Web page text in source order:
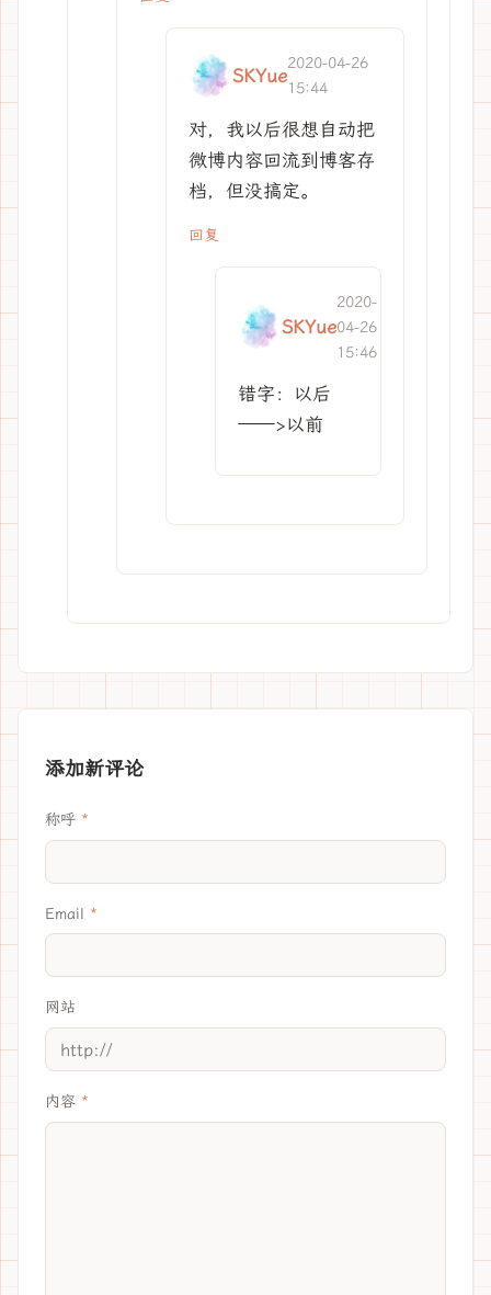
SKYue
2020-04-26
15:44
对，我以后很想自动把
微博内容回流到博客存
档，但没搞定。
回复
SKYue
2020-
04-26
15:46
错字：以后
——>以前
添加新评论
称呼
Email
网站
内容